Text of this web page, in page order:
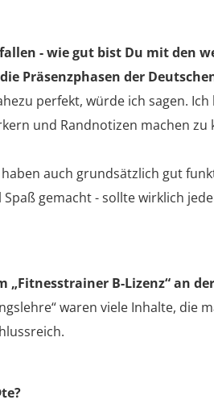
- wie gut bist Du mit den
Präsenzphasen der
perfekt, würde ich sagen. Ich
und Randnotizen machen zu
auch grundsätzlich gut
gemacht - sollte wirklich
B-Lizenz“ an
waren viele Inhalte,